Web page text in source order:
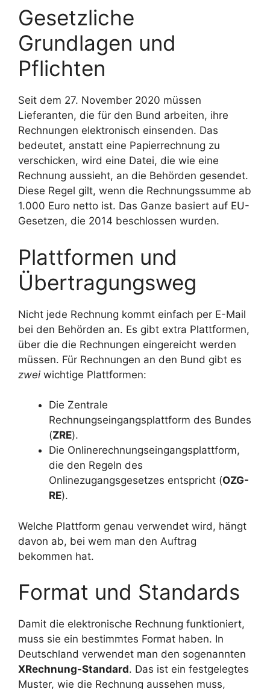
Gesetzliche
Grundlagen und
Pflichten
Seit dem 27. November 2020 müssen
Lieferanten, die für den Bund arbeiten, ihre
Rechnungen elektronisch einsenden. Das
bedeutet, anstatt eine Papierrechnung zu
verschicken, wird eine Datei, die wie eine
Rechnung aussieht, an die Behörden gesendet.
Diese Regel gilt, wenn die Rechnungssumme ab
1.000 Euro netto ist. Das Ganze basiert auf EU-
Gesetzen, die 2014 beschlossen wurden.
Plattformen und
Übertragungsweg
Nicht jede Rechnung kommt einfach per E-Mail
bei den Behörden an. Es gibt extra Plattformen,
über die die Rechnungen eingereicht werden
müssen. Für Rechnungen an den Bund gibt es
zwei wichtige Plattformen:
Die Zentrale
Rechnungseingangsplattform des Bundes
(ZRE).
Die Onlinerechnungseingangsplattform,
die den Regeln des
Onlinezugangsgesetzes entspricht (OZG-
RE).
Welche Plattform genau verwendet wird, hängt
davon ab, bei wem man den Auftrag
bekommen hat.
Format und Standards
Damit die elektronische Rechnung funktioniert,
muss sie ein bestimmtes Format haben. In
Deutschland verwendet man den sogenannten
XRechnung-Standard. Das ist ein festgelegtes
Muster, wie die Rechnung aussehen muss,